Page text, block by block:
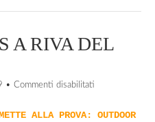
A RIVA DEL
• Commenti disabilitati
A
ALLA PROVA: OUTDOOR